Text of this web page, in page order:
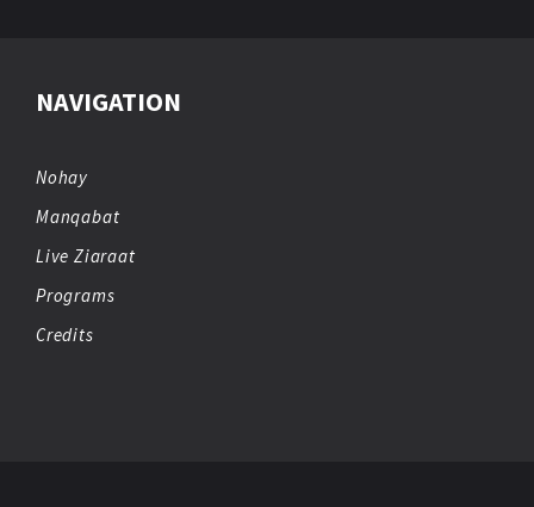
NAVIGATION
Nohay
Manqabat
Live Ziaraat
Programs
Credits